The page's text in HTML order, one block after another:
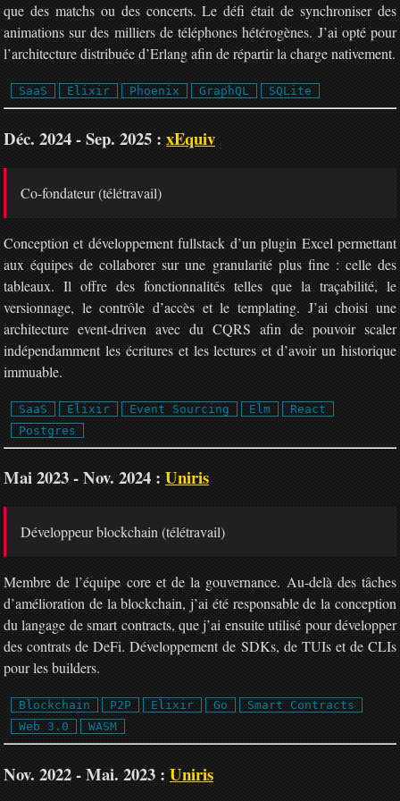
que des matchs ou des concerts. Le défi était de synchroniser des
animations sur des milliers de téléphones hétérogènes. J’ai opté pour
l’architecture distribuée d’Erlang afin de répartir la charge nativement.
SaaS Elixir Phoenix GraphQL SQLite
Déc. 2024 - Sep. 2025 :xEquiv
Co-fondateur (télétravail)
Conception et développement fullstack d’un plugin Excel permettant
aux équipes de collaborer sur une granularité plus fine : celle des
tableaux. Il offre des fonctionnalités telles que la traçabilité, le
versionnage, le contrôle d’accès et le templating. J’ai choisi une
architecture event-driven avec du CQRS afin de pouvoir scaler
indépendamment les écritures et les lectures et d’avoir un historique
immuable.
SaaS Elixir Event Sourcing Elm
React
Postgres
Mai 2023 - Nov. 2024 :Uniris
Développeur blockchain (télétravail)
Membre de l’équipe core et de la gouvernance. Au-delà des tâches
d’amélioration de la blockchain, j’ai été responsable de la conception
du langage de smart contracts, que j’ai ensuite utilisé pour développer
des contrats de DeFi. Développement de SDKs, de TUIs et de CLIs
pour les builders.
Blockchain P2P Elixir Go
Smart Contracts
Web 3.0
WASM
Nov. 2022 - Mai. 2023 :Uniris